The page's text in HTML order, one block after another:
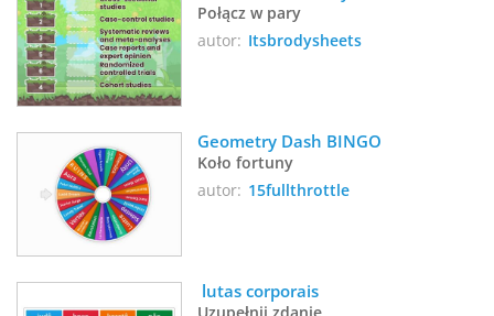
Połącz w pary
autor: Itsbrodysheets
Geometry Dash BINGO
Koło fortuny
autor: 15fullthrottle
lutas corporais